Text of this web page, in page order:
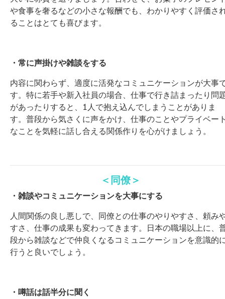
や食事を奢るなどの小さな報酬でも、わかりやすく評価さ
ることはとても喜びます。
・常に声掛けや雑談をする
内容に関わらず、適度に活発なコミュニケーションが大事
す。特に若手や新入社員の場合、仕事で行き詰まったり問
があったりすると、1人で抱え込んでしまうことがありま
す。普段から気さくに声をかけ、仕事のことやプライベー
なことを気軽に話し合える関係作りを心がけましょう。
＜同僚＞
・雑談やコミュニケーションを大事にする
人間関係の良し悪しで、同僚との仕事のやりやすさ、頼み
すさ、仕事の成果も変わってきます。日本の職場以上に、
段から雑談などで仲良くなるコミュニケーションを意識的
行うと良いでしょう。
・噂話は話半分に聞く